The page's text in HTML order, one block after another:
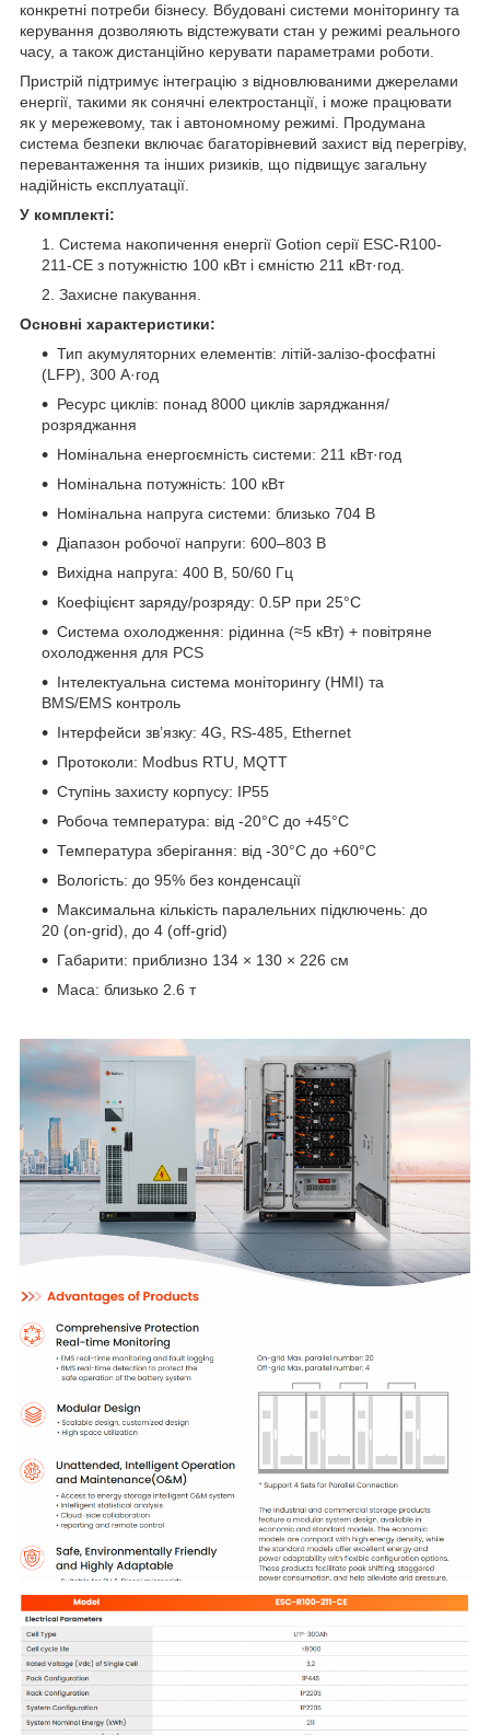
конкретні потреби бізнесу. Вбудовані системи моніторингу та
керування дозволяють відстежувати стан у режимі реального
часу, а також дистанційно керувати параметрами роботи.
Пристрій підтримує інтеграцію з відновлюваними джерелами
енергії, такими як сонячні електростанції, і може працювати
як у мережевому, так і автономному режимі. Продумана
система безпеки включає багаторівневий захист від перегріву,
перевантаження та інших ризиків, що підвищує загальну
надійність експлуатації.
У комплекті:
Система накопичення енергії Gotion серії ESC-R100-
211-CE з потужністю 100 кВт і ємністю 211 кВт·год.
Захисне пакування.
Основні характеристики:
Тип акумуляторних елементів: літій-залізо-фосфатні
(LFP), 300 А·год
Ресурс циклів: понад 8000 циклів заряджання/
розряджання
Номінальна енергоємність системи: 211 кВт·год
Номінальна потужність: 100 кВт
Номінальна напруга системи: близько 704 В
Діапазон робочої напруги: 600–803 В
Вихідна напруга: 400 В, 50/60 Гц
Коефіцієнт заряду/розряду: 0.5P при 25°C
Система охолодження: рідинна (≈5 кВт) + повітряне
охолодження для PCS
Інтелектуальна система моніторингу (HMI) та
BMS/EMS контроль
Інтерфейси зв’язку: 4G, RS-485, Ethernet
Протоколи: Modbus RTU, MQTT
Ступінь захисту корпусу: IP55
Робоча температура: від -20°C до +45°C
Температура зберігання: від -30°C до +60°C
Вологість: до 95% без конденсації
Максимальна кількість паралельних підключень: до
20 (on-grid), до 4 (off-grid)
Габарити: приблизно 134 × 130 × 226 см
Маса: близько 2.6 т